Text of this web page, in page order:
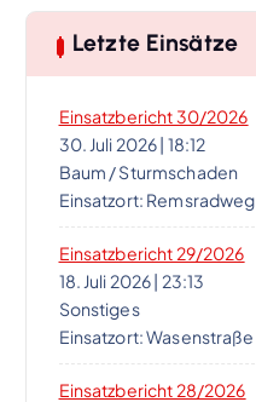
i
g
Letzte Einsätze
Einsatzbericht 30/2026
30. Juli 2026| 18:12
Baum / Sturmschaden
Einsatzort: Remsradweg
Einsatzbericht 29/2026
18. Juli 2026| 23:13
Sonstiges
Einsatzort: Wasenstraße
Einsatzbericht 28/2026